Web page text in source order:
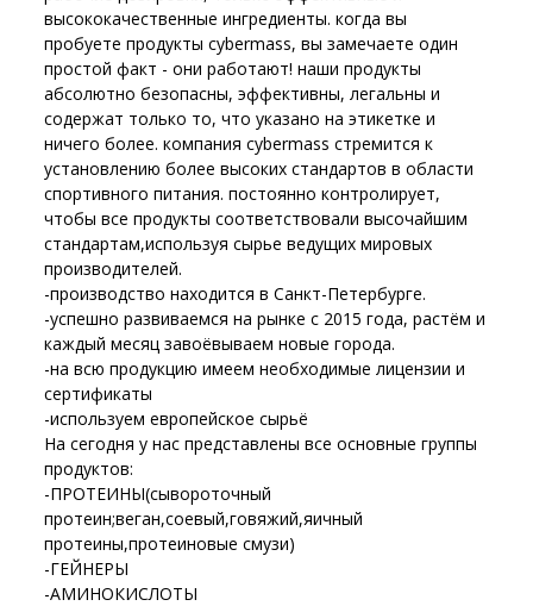
высококачественные ингредиенты. когда вы
пробуете продукты cybermass, вы замечаете один
простой факт - они работают! наши продукты
абсолютно безопасны, эффективны, легальны и
содержат только то, что указано на этикетке и
ничего более. компания cybermass стремится к
установлению более высоких стандартов в области
спортивного питания. постоянно контролирует,
чтобы все продукты соответствовали высочайшим
стандартам,используя сырье ведущих мировых
производителей.
-производство находится в Санкт-Петербурге.
-успешно развиваемся на рынке с 2015 года, растём и
каждый месяц завоёвываем новые города.
-на всю продукцию имеем необходимые лицензии и
сертификаты
-используем европейское сырьё
На сегодня у нас представлены все основные группы
продуктов:
-ПРОТЕИНЫ(сывороточный
протеин;веган,соевый,говяжий,яичный
протеины,протеиновые смузи)
-ГЕЙНЕРЫ
-АМИНОКИСЛОТЫ